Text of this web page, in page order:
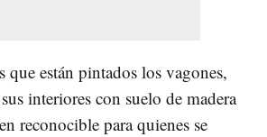
que están pintados los vagones,
interiores con suelo de madera
reconocible para quienes se